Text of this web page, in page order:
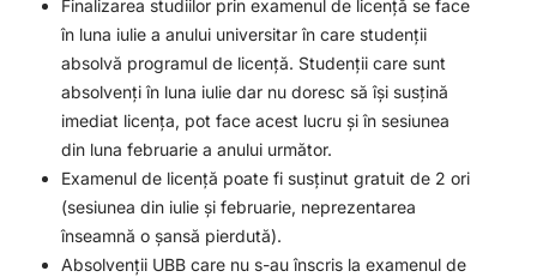
Finalizarea studiilor prin examenul de licență se face
în luna iulie a anului universitar în care studenții
absolvă programul de licență. Studenții care sunt
absolvenți în luna iulie dar nu doresc să își susțină
imediat licența, pot face acest lucru și în sesiunea
din luna februarie a anului următor.
Examenul de licență poate fi susținut gratuit de 2 ori
(sesiunea din iulie și februarie, neprezentarea
înseamnă o șansă pierdută).
Absolvenții UBB care nu s-au înscris la examenul de